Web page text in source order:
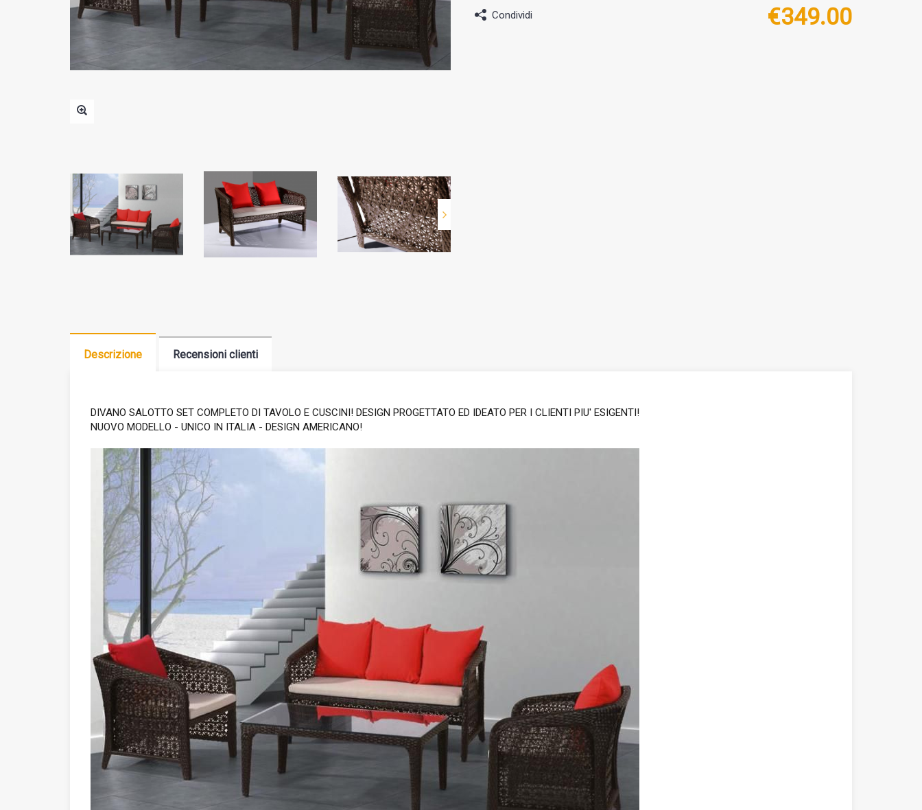
Condividi €349.00
Descrizione Recensioni clienti
DIVANO SALOTTO SET COMPLETO DI TAVOLO E CUSCINI! DESIGN PROGETTATO ED IDEATO PER I CLIENTI PIU' ESIGENTI!
NUOVO MODELLO - UNICO IN ITALIA - DESIGN AMERICANO!